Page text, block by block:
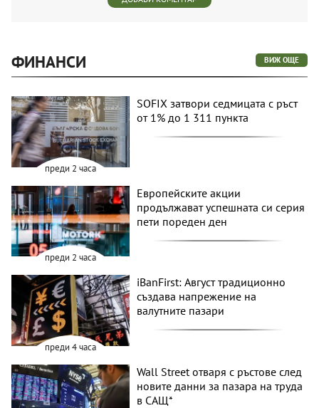
ФИНАНСИ ВИЖ ОЩЕ
преди 2 часа
SOFIX затвори седмицата с ръст
от 1% до 1 311 пункта
преди 2 часа
Европейските акции
продължават успешната си серия
пети пореден ден
преди 4 часа
iBanFirst: Август традиционно
създава напрежение на
валутните пазари
Wall Street отваря с ръстове след
новите данни за пазара на труда
в САЩ*